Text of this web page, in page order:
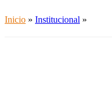
Inicio » Institucional »